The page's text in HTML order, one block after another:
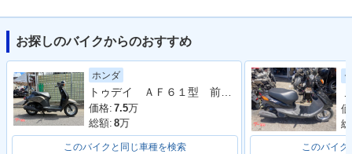
お探しのバイクからのおすすめ
ホンダ
トゥデイ ＡＦ６１型 前後タイヤ新品 バッテリー新品 ブレーキシュー新品 ４サイクル キャブ車
価格: 7.5万
総額: 8万
このバイクと同じ車種を検索 このバイク